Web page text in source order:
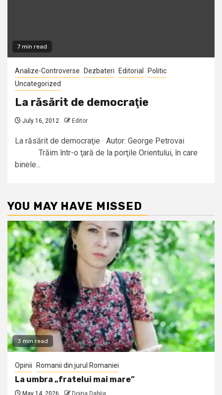
7 min read
Analize-Controverse Dezbateri Editorial
Politic
Uncategorized
La răsărit de democraţie
July 16, 2012 Editor
La răsărit de democraţie Autor: George Petrovai
Trăim într-o ţară de la porţile Orientului, în care
binele...
YOU MAY HAVE MISSED
3 min read
Opinii Romanii din jurul Romaniei
La umbra „fratelui mai mare”